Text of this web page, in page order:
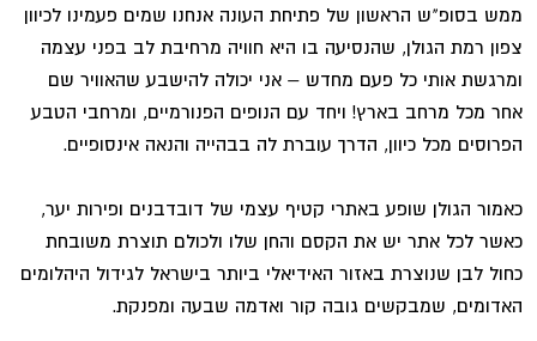
ממש בסופ"ש הראשון של פתיחת העונה אנחנו שמים פעמינו לכיוון
צפון רמת הגולן, שהנסיעה בו היא חוויה מרחיבת לב בפני עצמה
ומרגשת אותי כל פעם מחדש – אני יכולה להישבע שהאוויר שם
אחר מכל מרחב בארץ! ויחד עם הנופים הפנורמיים, ומרחבי הטבע
הפרוסים מכל כיוון, הדרך עוברת לה בבהייה והנאה אינסופיים.
כאמור הגולן שופע באתרי קטיף עצמי של דובדבנים ופירות יער,
כאשר לכל אתר יש את הקסם והחן שלו ולכולם תוצרת משובחת
כחול לבן שנוצרת באזור האידיאלי ביותר בישראל לגידול היהלומים
האדומים, שמבקשים גובה קור ואדמה שבעה ומפנקת.